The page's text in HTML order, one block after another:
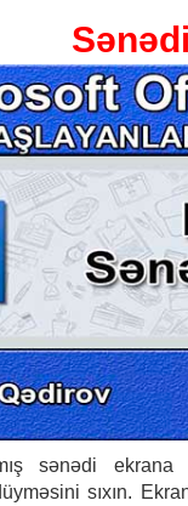
sənədi
sıxın.